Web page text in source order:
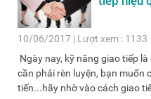
10/06/2017 | Lượt xem : 1133
Ngày nay, kỹ năng giao tiếp
cần phải rèn luyện, bạn muốn
tiến...hãy nhờ vào cách giao